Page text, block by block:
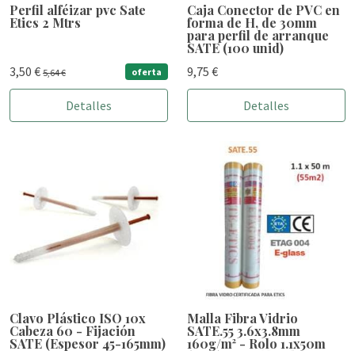
Perfil alféizar pvc Sate
Etics 2 Mtrs
3,50 € 5,64 € oferta
Detalles
Caja Conector de PVC en
forma de H, de 30mm
para perfil de arranque
SATE (100 unid)
9,75 €
Detalles
Clavo Plástico ISO 10x
Cabeza 60 - Fijación
SATE (Espesor 45-165mm)
Malla Fibra Vidrio
SATE.55 3.6x3.8mm
160g/m² - Rolo 1.1x50m